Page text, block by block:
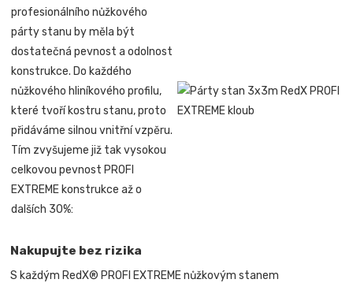
profesionálního nůžkového
párty stanu by měla být
dostatečná pevnost a odolnost
konstrukce. Do každého
nůžkového hliníkového profilu,
které tvoří kostru stanu, proto
přidáváme silnou vnitřní vzpěru.
Tím zvyšujeme již tak vysokou
celkovou pevnost PROFI
EXTREME konstrukce až o
dalších 30%:
Nakupujte bez rizika
S každým RedX® PROFI EXTREME nůžkovým stanem